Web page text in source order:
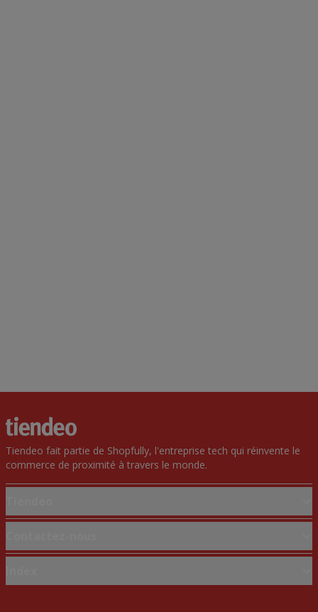
Tiendeo fait partie de Shopfully, l'entreprise tech qui réinvente le
commerce de proximité à travers le monde.
Solutions professionnelles
Magasin mal situé sur la carte